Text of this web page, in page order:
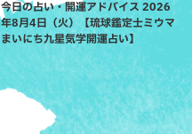
今日の占い・開運アドバイス 2026
年8月4日（火）【琉球鑑定士ミウマ
まいにち九星気学開運占い】